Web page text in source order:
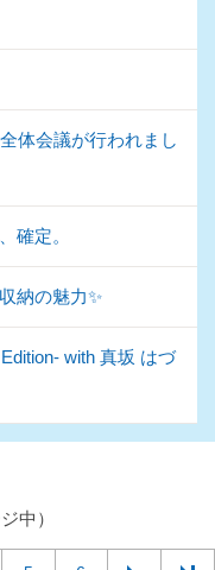
体会議が行われまし
確定。
納の魅力✨
with 真坂 はづ
中）